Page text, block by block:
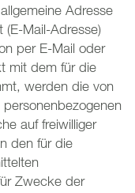
Adresse
Mail-Adresse)
per E-Mail oder
mit dem für die
werden die von
auf freiwilliger
den für die
Zwecke der